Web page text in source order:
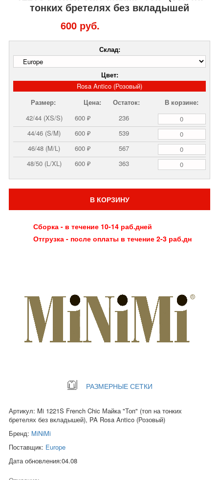
тонких бретелях без вкладышей
600 руб.
Склад:
Цвет:
Rosa Antico (Розовый)
Размер:
Цена: Остаток:
В корзине:
42/44 (XS/S)
600 ₽
236
44/46 (S/M)
600 ₽
539
46/48 (M/L)
600 ₽
567
48/50 (L/XL)
600 ₽ 363
В КОРЗИНУ
Сборка - в течение 10-14 раб.дней
Отгрузка - после оплаты в течение 2-3 раб.дн
РАЗМЕРНЫЕ СЕТКИ
Артикул: Mi 1221S French Chic Майка "Топ" (топ на тонких
бретелях без вкладышей), PA Rosa Antico (Розовый)
Бренд: MiNiMi
Поставщик: Europe
Дата обновления:04.08